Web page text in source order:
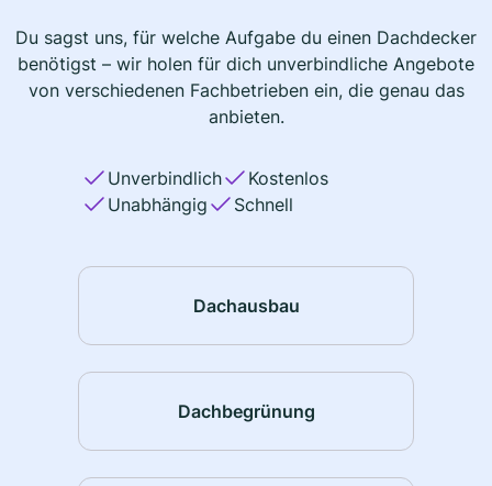
Du sagst uns, für welche Aufgabe du einen Dachdecker
benötigst – wir holen für dich unverbindliche Angebote
von verschiedenen Fachbetrieben ein, die genau das
anbieten.
Unverbindlich
Kostenlos
Unabhängig
Schnell
Dachausbau
Dachbegrünung